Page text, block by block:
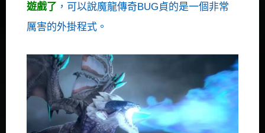
遊戲了 ，可以說魔龍傳奇BUG貞的是一個非常
厲害的外掛程式。